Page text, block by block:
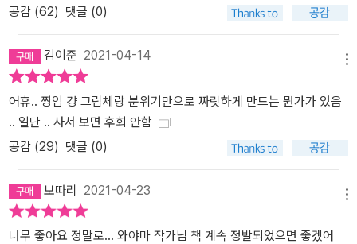
공감 (62) 댓글 (0)
김이준 2021-04-14
어휴.. 짱임 걍 그림체랑 분위기만으로 짜릿하게 만드는 뭔가가 있음
.. 일단 .. 사서 보면 후회 안함
공감 (29) 댓글 (0)
보따리 2021-04-23
너무 좋아요 정말로... 와야마 작가님 책 계속 정발되었으면 좋겠어